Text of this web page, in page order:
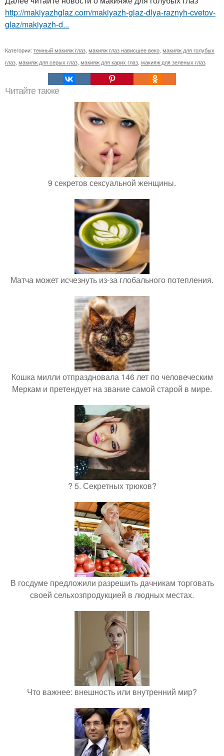
http://makiyazhglaz.com/makiyazh-glaz-dlya-raznyh-cvetov-
glaz/makiyazh-d...
Категории: темный макияж глаз макияж глаз нависшее веко макияж для голубых
глаз макияж для серых глаз макияж для карих глаз макияж для зеленых глаз
Читайте также
9 секретов сексуальной женщины.
Матча может исчезнуть из-за глобального потепления.
Кошка милли отпраздновала 146 лет по человеческим
Меркам и претендует на звание самой старой в мире.
? 5. Секретных трюков?
В госдуме предложили разрешить дачникам торговать
своей сельхозпродукцией в людных местах.
Что важнее: внешность или внутренний мир?